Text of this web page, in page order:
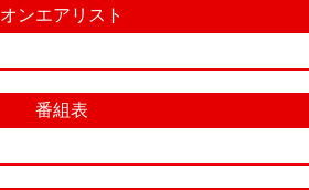
オンエアリスト
番組表